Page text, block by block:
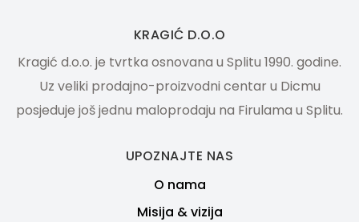
KRAGIĆ D.O.O
Kragić d.o.o. je tvrtka osnovana u Splitu 1990. godine.
Uz veliki prodajno-proizvodni centar u Dicmu
posjeduje još jednu maloprodaju na Firulama u Splitu.
UPOZNAJTE NAS
O nama
Misija & vizija